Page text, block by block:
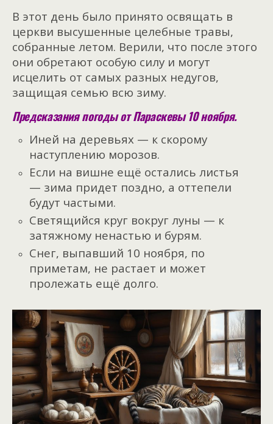
В этот день было принято освящать в
церкви высушенные целебные травы,
собранные летом. Верили, что после этого
они обретают особую силу и могут
исцелить от самых разных недугов,
защищая семью всю зиму.
Предсказания погоды от Параскевы 10 ноября.
Иней на деревьях — к скорому
наступлению морозов.
Если на вишне ещё остались листья
— зима придет поздно, а оттепели
будут частыми.
Светящийся круг вокруг луны — к
затяжному ненастью и бурям.
Снег, выпавший 10 ноября, по
приметам, не растает и может
пролежать ещё долго.